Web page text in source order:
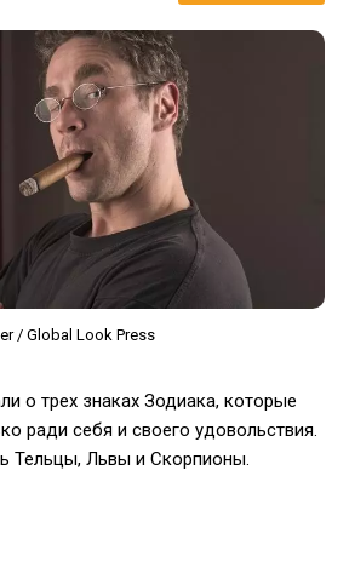
/ Global Look Press
о трех знаках Зодиака, которые
ради себя и своего удовольствия.
Тельцы, Львы и Скорпионы.